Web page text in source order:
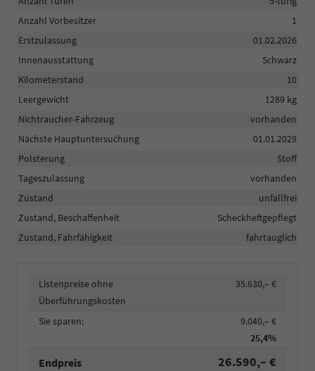
Anzahl Vorbesitzer
1
Erstzulassung
01.02.2026
Innenausstattung
Schwarz
Kilometerstand
10
Leergewicht
1289 kg
Nichtraucher-Fahrzeug
vorhanden
Nächste Hauptuntersuchung
01.01.2029
Polsterung
Stoff
Tageszulassung
vorhanden
Zustand
unfallfrei
Zustand, Beschaffenheit
Scheckheftgepflegt
Zustand, Fahrfähigkeit
fahrtauglich
Listenpreise ohne
Überführungskosten
35.630,– €
Sie sparen:
9.040,– €
25,4%
Endpreis 26.590,– €